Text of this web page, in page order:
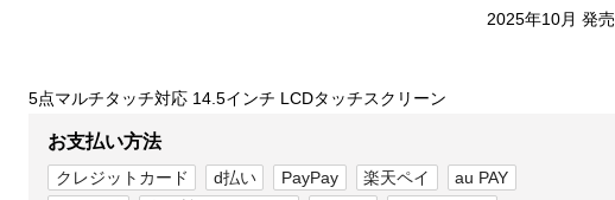
2025年10月 発売
5点マルチタッチ対応 14.5インチ LCDタッチスクリーン
お支払い方法
クレジットカード d払い PayPay 楽天ペイ
au PAY